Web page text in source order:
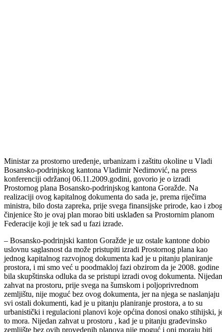
Ministar za prostorno uređenje, urbanizam i zaštitu okoline u Vladi
Bosansko-podrinjskog kantona Vladimir Nedimović, na press
konferenciji održanoj 06.11.2009.godini, govorio je o izradi
Prostornog plana Bosansko-podrinjskog kantona Goražde. Na
realizaciji ovog kapitalnog dokumenta do sada je, prema riječima
činjenice što je ovaj plan morao biti usklađen sa Prostornim planom
Federacije koji je tek sad u fazi izrade.
– Bosansko-podrinjski kanton Goražde je uz ostale kantone dobio
uslovnu saglasnost da može pristupiti izradi Prostornog plana kao
jednog kapitalnog razvojnog dokumenta kad je u pitanju planiranje
prostora, i mi smo već u poodmakloj fazi obzirom da je 2008. godine
bila skupštinska odluka da se pristupi izradi ovog dokumenta. Nijedan
zahvat na prostoru, prije svega na šumskom i poljoprivrednom
zemljištu, nije moguć bez ovog dokumenta, jer na njega se naslanjaju
svi ostali dokumenti, kad je u pitanju planiranje prostora, a to su